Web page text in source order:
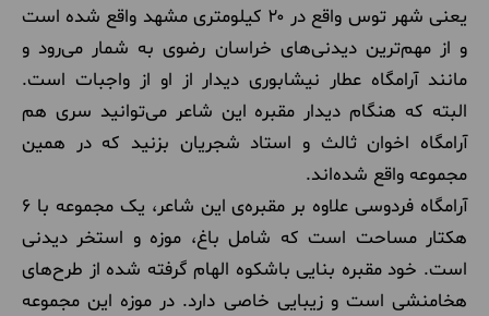
یعنی شهر توس واقع در ۲۰ کیلومتری مشهد واقع شده است
و از مهم‌ترین دیدنی‌های خراسان رضوی به شمار می‌رود و
مانند آرامگاه عطار نیشابوری دیدار از او از واجبات است.
البته که هنگام دیدار مقبره این شاعر می‌توانید سری هم
آرامگاه اخوان ثالث و استاد شجریان بزنید که در همین
مجموعه واقع شده‌اند.
آرامگاه فردوسی علاوه بر مقبره‌ی این شاعر، یک مجموعه با ۶
هکتار مساحت است که شامل باغ، موزه و استخر دیدنی
است. خود مقبره بنایی باشکوه الهام گرفته شده از طرح‌های
هخامنشی است و زیبایی خاصی دارد. در موزه این مجموعه